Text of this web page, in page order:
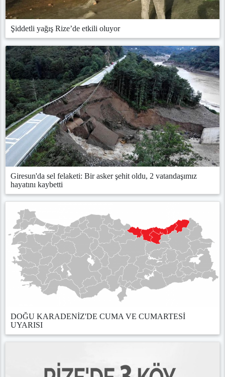
Şiddetli yağış Rize’de etkili oluyor
Giresun'da sel felaketi: Bir asker şehit oldu, 2 vatandaşımız
hayatını kaybetti
DOĞU KARADENİZ'DE CUMA VE CUMARTESİ
UYARISI